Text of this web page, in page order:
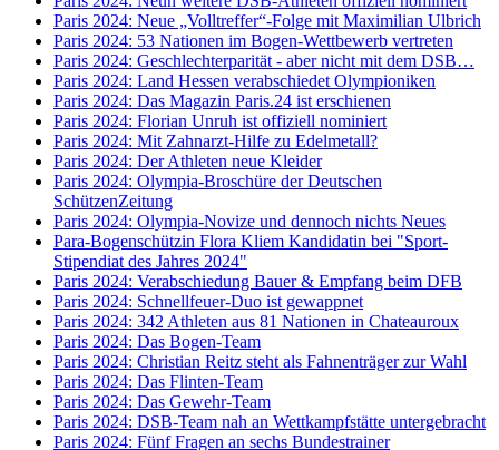
Paris 2024: Neue „Volltreffer“-Folge mit Maximilian Ulbrich
Paris 2024: 53 Nationen im Bogen-Wettbewerb vertreten
Paris 2024: Geschlechterparität - aber nicht mit dem DSB…
Paris 2024: Land Hessen verabschiedet Olympioniken
Paris 2024: Das Magazin Paris.24 ist erschienen
Paris 2024: Florian Unruh ist offiziell nominiert
Paris 2024: Mit Zahnarzt-Hilfe zu Edelmetall?
Paris 2024: Der Athleten neue Kleider
Paris 2024: Olympia-Broschüre der Deutschen
SchützenZeitung
Paris 2024: Olympia-Novize und dennoch nichts Neues
Para-Bogenschützin Flora Kliem Kandidatin bei "Sport-
Stipendiat des Jahres 2024"
Paris 2024: Verabschiedung Bauer & Empfang beim DFB
Paris 2024: Schnellfeuer-Duo ist gewappnet
Paris 2024: 342 Athleten aus 81 Nationen in Chateauroux
Paris 2024: Das Bogen-Team
Paris 2024: Christian Reitz steht als Fahnenträger zur Wahl
Paris 2024: Das Flinten-Team
Paris 2024: Das Gewehr-Team
Paris 2024: DSB-Team nah an Wettkampfstätte untergebracht
Paris 2024: Fünf Fragen an sechs Bundestrainer